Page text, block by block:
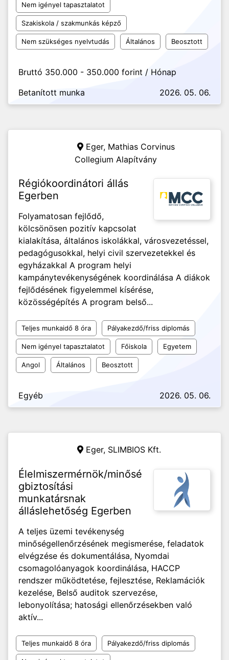
Nem igényel tapasztalatot
Szakiskola / szakmunkás képző
Nem szükséges nyelvtudás Általános Beosztott
Bruttó 350.000 - 350.000 forint / Hónap
Betanított munka
2026. 05. 06.
Eger, Mathias Corvinus
Collegium Alapítvány
Régiókoordinátori állás
Egerben
Folyamatosan fejlődő,
kölcsönösen pozitív kapcsolat
kialakítása, általános iskolákkal, városvezetéssel,
pedagógusokkal, helyi civil szervezetekkel és
egyházakkal A program helyi
kampánytevékenységének koordinálása A diákok
fejlődésének figyelemmel kísérése,
közösségépítés A program belső...
Teljes munkaidő 8 óra Pályakezdő/friss diplomás
Nem igényel tapasztalatot Főiskola Egyetem
Angol Általános Beosztott
Egyéb 2026. 05. 06.
Eger, SLIMBIOS Kft.
Élelmiszermérnök/minősé
gbiztosítási
munkatársnak
álláslehetőség Egerben
A teljes üzemi tevékenység
minőségellenőrzésének megismerése, feladatok
elvégzése és dokumentálása, Nyomdai
csomagolóanyagok koordinálása, HACCP
rendszer működtetése, fejlesztése, Reklamációk
kezelése, Belső auditok szervezése,
lebonyolítása; hatosági ellenőrzésekben való
aktív...
Teljes munkaidő 8 óra Pályakezdő/friss diplomás